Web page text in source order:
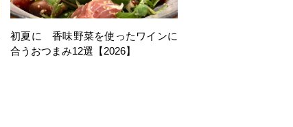
初夏に 香味野菜を使ったワインに
合うおつまみ12選【2026】